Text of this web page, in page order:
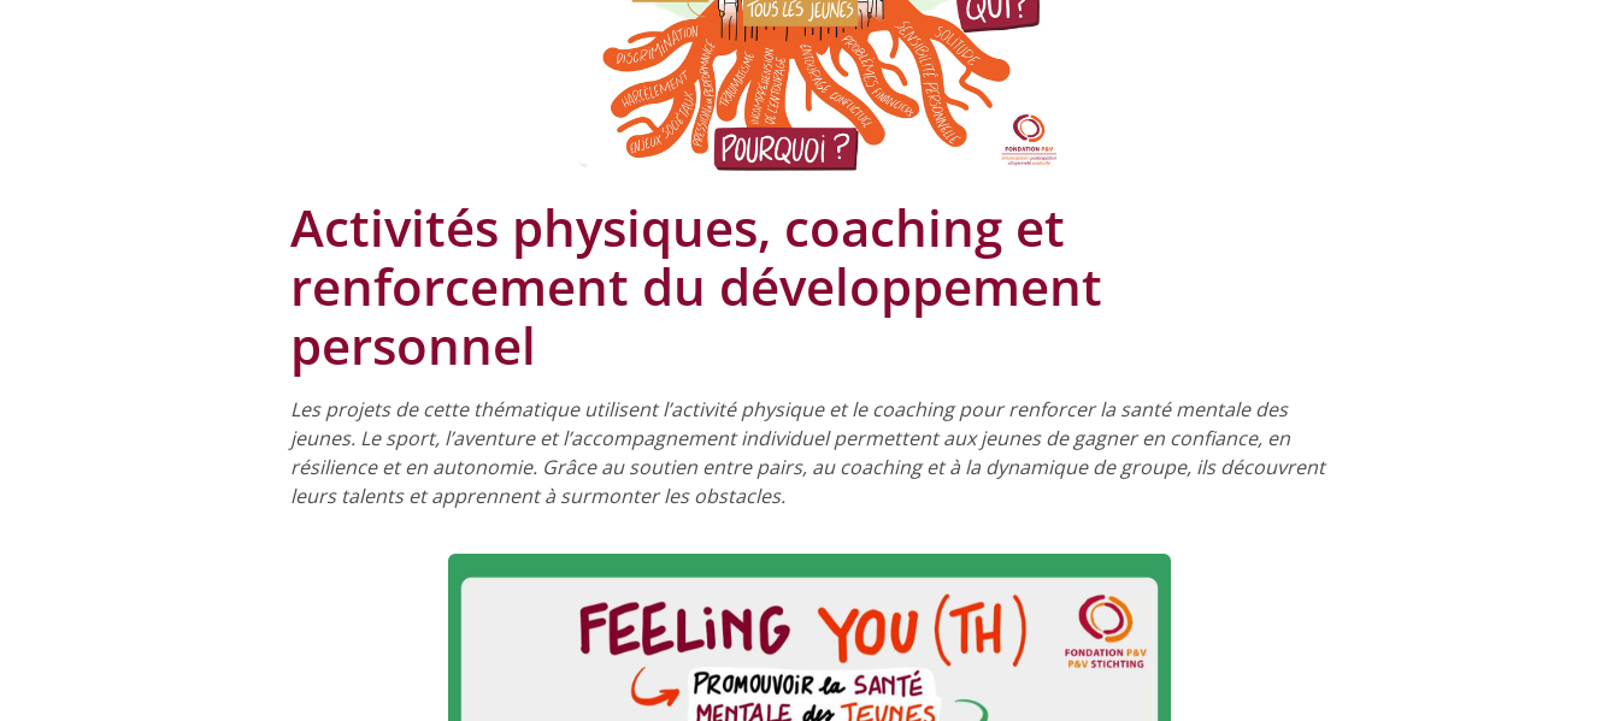
Activités physiques, coaching et
renforcement du développement
personnel
Les projets de cette thématique utilisent l’activité physique et le coaching pour renforcer la santé mentale des
jeunes. Le sport, l’aventure et l’accompagnement individuel permettent aux jeunes de gagner en confiance, en
résilience et en autonomie. Grâce au soutien entre pairs, au coaching et à la dynamique de groupe, ils découvrent
leurs talents et apprennent à surmonter les obstacles.